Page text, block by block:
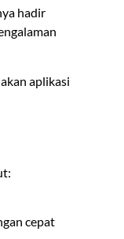
hadir
aplikasi
cepat